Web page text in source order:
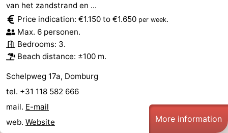
van het zandstrand en ...
Price indication: €1.150 to €1.650 per week.
Max. 6 personen.
Bedrooms: 3.
Beach distance: ±100 m.
Schelpweg 17a, Domburg
tel. +31 118 582 666
mail. E-mail
web. Website More information